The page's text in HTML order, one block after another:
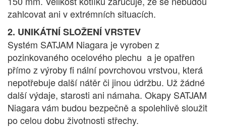
zahlcovat ani v extrémních situacích.
2. UNIKÁTNÍ SLOŽENÍ VRSTEV
Systém SATJAM Niagara je vyroben z
pozinkovaného ocelového plechu a je opatřen
přímo z výroby fi nální povrchovou vrstvou, která
nepotřebuje další nátěr či jinou údržbu. Už žádné
další výdaje, starosti ani námaha. Okapy SATJAM
Niagara vám budou bezpečně a spolehlivě sloužit
po celou dobu životnosti střechy.